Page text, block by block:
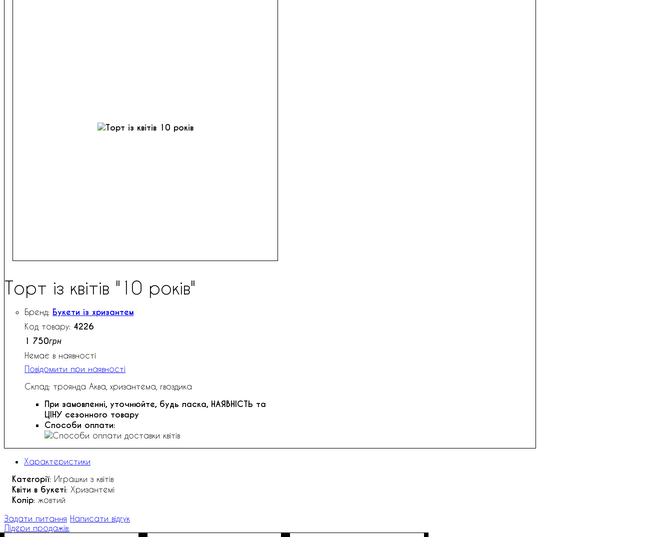
Торт із квітів "10 років"
Букети із хризантем
4226
1 750грн
Немає в наявності
Повідомити при наявності
Склад: троянда Аква, хризантема, гвоздика
При замовленні, уточнюйте, будь ласка, НАЯВНІСТЬ та
ЦІНУ сезонного товару
Способи оплати:
Характеристики
Категорії: Играшки з квітів
Квіти в букеті: Хризантемі
Колір: жовтий
Задати питання Написати відгук
Лідери продажів: